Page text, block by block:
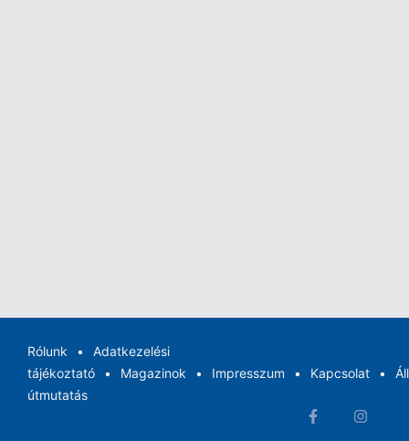
Rólunk
Adatkezelési
tájékoztató
Magazinok Impresszum Kapcsolat
útmutatás